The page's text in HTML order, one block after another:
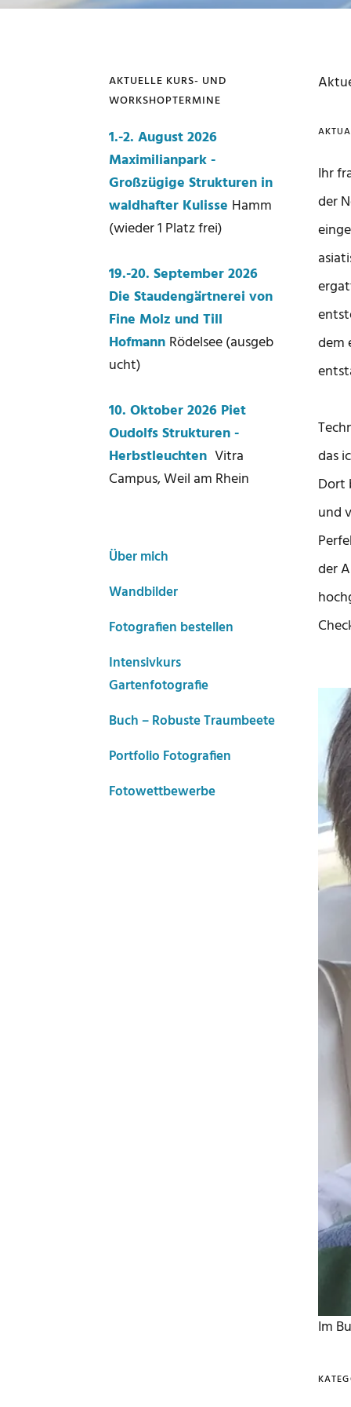
Ihr
der
dem
das
Dort
und
der
Im
Seitenspalte
AKTUELLE KURS- UND
WORKSHOPTERMINE
1.-2. August 2026
Maximilianpark -
Großzügige Strukturen in
waldhafter Kulisse Hamm
(wieder 1 Platz frei)
19.-20. September 2026
Die Staudengärtnerei von
Fine Molz und Till
Hofmann Rödelsee (ausgeb
ucht)
10. Oktober 2026 Piet
Oudolfs Strukturen -
Herbstleuchten Vitra
Campus, Weil am Rhein
Über mich
Wandbilder
Fotografien bestellen
Intensivkurs
Gartenfotografie
Buch – Robuste Traumbeete
Portfolio Fotografien
Fotowettbewerbe